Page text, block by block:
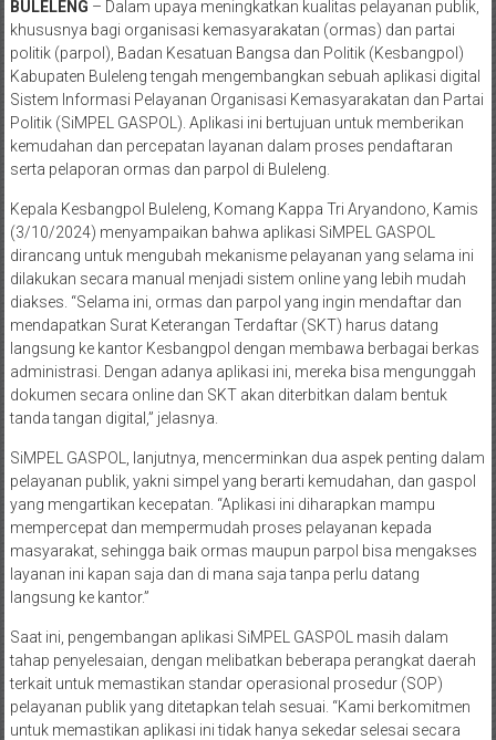
BULELENG – Dalam upaya meningkatkan kualitas pelayanan publik,
khususnya bagi organisasi kemasyarakatan (ormas) dan partai
politik (parpol), Badan Kesatuan Bangsa dan Politik (Kesbangpol)
Kabupaten Buleleng tengah mengembangkan sebuah aplikasi digital
Sistem Informasi Pelayanan Organisasi Kemasyarakatan dan Partai
Politik (SiMPEL GASPOL). Aplikasi ini bertujuan untuk memberikan
kemudahan dan percepatan layanan dalam proses pendaftaran
serta pelaporan ormas dan parpol di Buleleng.
Kepala Kesbangpol Buleleng, Komang Kappa Tri Aryandono, Kamis
(3/10/2024) menyampaikan bahwa aplikasi SiMPEL GASPOL
dirancang untuk mengubah mekanisme pelayanan yang selama ini
dilakukan secara manual menjadi sistem online yang lebih mudah
diakses. “Selama ini, ormas dan parpol yang ingin mendaftar dan
mendapatkan Surat Keterangan Terdaftar (SKT) harus datang
langsung ke kantor Kesbangpol dengan membawa berbagai berkas
administrasi. Dengan adanya aplikasi ini, mereka bisa mengunggah
dokumen secara online dan SKT akan diterbitkan dalam bentuk
tanda tangan digital,” jelasnya.
SiMPEL GASPOL, lanjutnya, mencerminkan dua aspek penting dalam
pelayanan publik, yakni simpel yang berarti kemudahan, dan gaspol
yang mengartikan kecepatan. “Aplikasi ini diharapkan mampu
mempercepat dan mempermudah proses pelayanan kepada
masyarakat, sehingga baik ormas maupun parpol bisa mengakses
layanan ini kapan saja dan di mana saja tanpa perlu datang
langsung ke kantor.”
Saat ini, pengembangan aplikasi SiMPEL GASPOL masih dalam
tahap penyelesaian, dengan melibatkan beberapa perangkat daerah
terkait untuk memastikan standar operasional prosedur (SOP)
pelayanan publik yang ditetapkan telah sesuai. “Kami berkomitmen
untuk memastikan aplikasi ini tidak hanya sekedar selesai secara